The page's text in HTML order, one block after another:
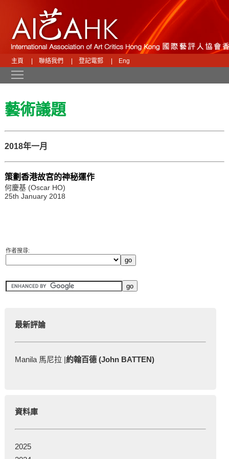
主頁 聯絡我們 登記電郵 Eng
藝術議題
2018年一月
策劃香港故宮的神秘運作
何慶基 (Oscar HO)
25th January 2018
作者搜尋:
最新評論
Manila 馬尼拉 |約翰百德 (John BATTEN)
資料庫
2025